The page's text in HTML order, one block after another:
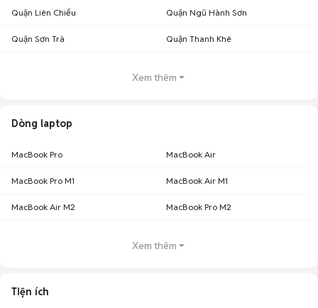
Quận Liên Chiểu Quận Ngũ Hành Sơn
Quận Sơn Trà Quận Thanh Khê
Xem thêm
Dòng laptop
MacBook Pro MacBook Air
MacBook Pro M1 MacBook Air M1
MacBook Air M2 MacBook Pro M2
Xem thêm
Tiện ích